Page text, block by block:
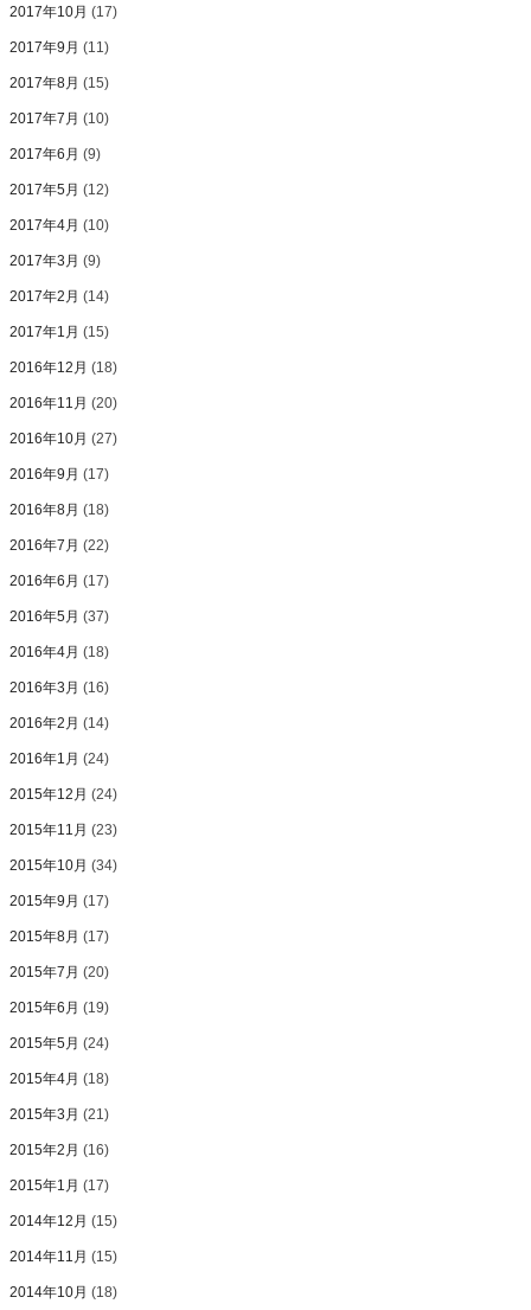
2017年10月 (17)
2017年9月 (11)
2017年8月 (15)
2017年7月 (10)
2017年6月 (9)
2017年5月 (12)
2017年4月 (10)
2017年3月 (9)
2017年2月 (14)
2017年1月 (15)
2016年12月 (18)
2016年11月 (20)
2016年10月 (27)
2016年9月 (17)
2016年8月 (18)
2016年7月 (22)
2016年6月 (17)
2016年5月 (37)
2016年4月 (18)
2016年3月 (16)
2016年2月 (14)
2016年1月 (24)
2015年12月 (24)
2015年11月 (23)
2015年10月 (34)
2015年9月 (17)
2015年8月 (17)
2015年7月 (20)
2015年6月 (19)
2015年5月 (24)
2015年4月 (18)
2015年3月 (21)
2015年2月 (16)
2015年1月 (17)
2014年12月 (15)
2014年11月 (15)
2014年10月 (18)